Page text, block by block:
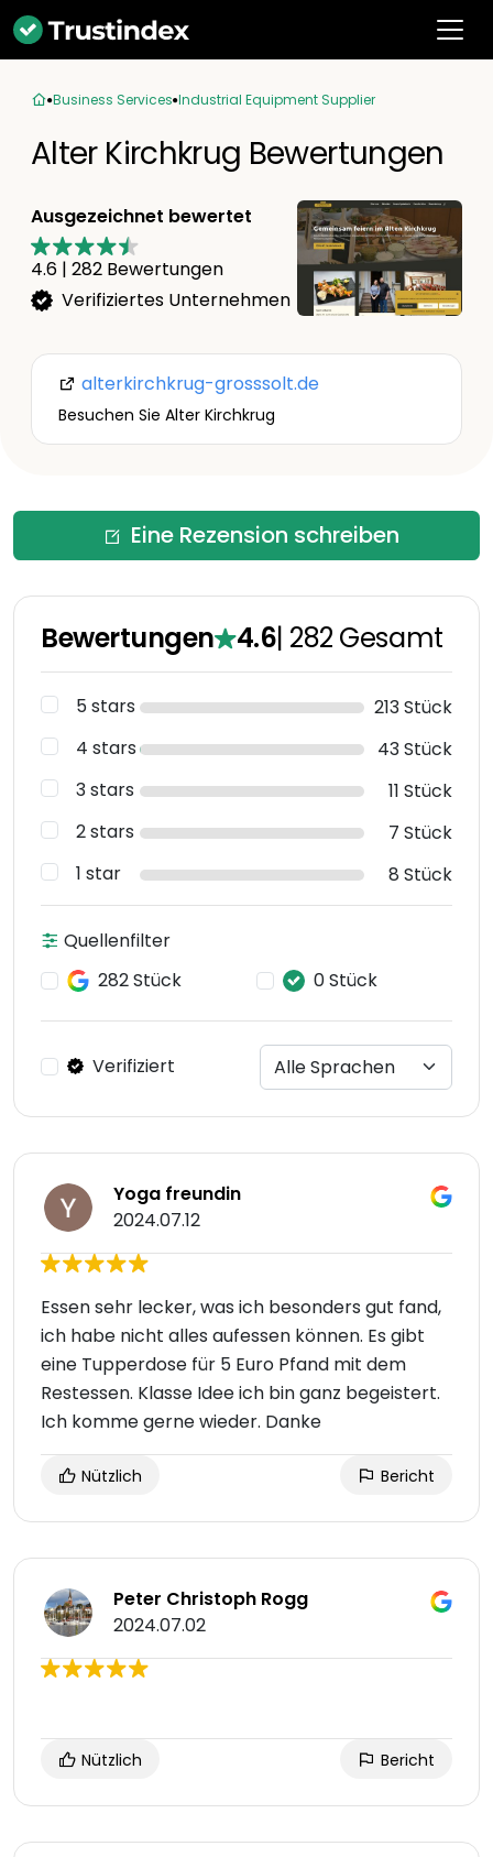
Business Services Industrial Equipment Supplier
Alter Kirchkrug Bewertungen
Ausgezeichnet bewertet
4.6 | 282 Bewertungen
Verifiziertes Unternehmen
alterkirchkrug-grosssolt.de
Besuchen Sie Alter Kirchkrug
Eine Rezension schreiben
Bewertungen 4.6| 282 Gesamt
5 stars
213 Stück
4 stars
43 Stück
3 stars
11 Stück
2 stars
7 Stück
1 star
8 Stück
Quellenfilter
282 Stück
0 Stück
Verifiziert
Yoga freundin
2024.07.12
Essen sehr lecker, was ich besonders gut fand,
ich habe nicht alles aufessen können. Es gibt
eine Tupperdose für 5 Euro Pfand mit dem
Restessen. Klasse Idee ich bin ganz begeistert.
Ich komme gerne wieder. Danke
Nützlich Bericht
Peter Christoph Rogg
2024.07.02
Nützlich Bericht